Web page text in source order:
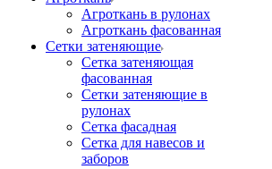
Агроткань в рулонах
Агроткань фасованная
Сетки затеняющие
Сетка затеняющая
фасованная
Сетки затеняющие в
рулонах
Сетка фасадная
Сетка для навесов и
заборов